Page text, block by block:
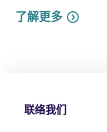
了解更多
联络我们